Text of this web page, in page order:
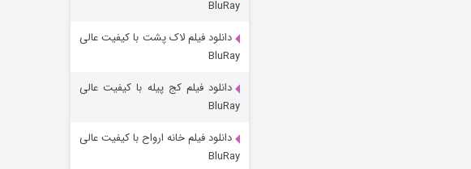
خاندان اژدها فصل ۳
BluRay
دانلود فیلم لاک پشت با کیفیت عالی
BluRay
دانلود فیلم کج‌ پیله با کیفیت عالی
BluRay
دانلود فیلم خانه ارواح با کیفیت عالی
BluRay